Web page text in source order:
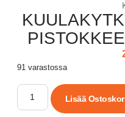
91 varastossa
Lisää